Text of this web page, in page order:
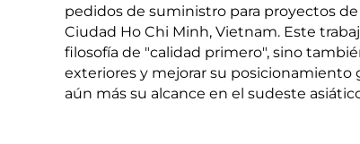
pedidos de suministro para proyectos
Ciudad Ho Chi Minh, Vietnam. Este
filosofía de "calidad primero", sino
exteriores y mejorar su posicionamiento
aún más su alcance en el sudeste